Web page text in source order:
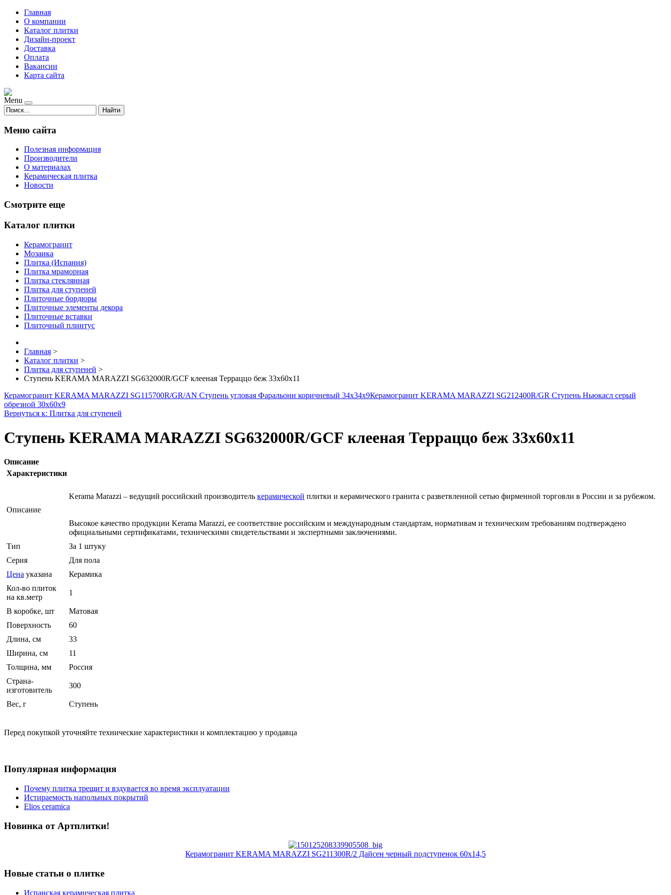
Главная
О компании
Каталог плитки
Дизайн-проект
Доставка
Оплата
Вакансии
Карта сайта
Menu
Найти
Меню сайта
Полезная информация
Производители
О материалах
Керамическая плитка
Новости
Смотрите еще
Каталог плитки
Керамогранит
Мозаика
Плитка (Испания)
Плитка мраморная
Плитка стеклянная
Плитка для ступеней
Плиточные бордюры
Плиточные элементы декора
Плиточные вставки
Плиточный плинтус
Главная >
Каталог плитки >
Плитка для ступеней >
Ступень KERAMA MARAZZI SG632000R/GCF клееная Терраццо беж 33х60х11
Керамогранит KERAMA MARAZZI SG115700R/GR/AN Ступень угловая Фаральони коричневый 34х34х9Керамогранит KERAMA MARAZZI SG212400R/GR Ступень Ньюкасл серый
обрезной 30х60х9
Вернуться к: Плитка для ступеней
Ступень KERAMA MARAZZI SG632000R/GCF клееная Терраццо беж 33х60х11
Описание
Характеристики
Описание
Kerama Marazzi – ведущий российский производитель керамической плитки и керамического гранита с разветвленной сетью фирменной торговли в России и за рубежом.
Высокое качество продукции Kerama Marazzi, ее соответствие российским и международным стандартам, нормативам и техническим требованиям подтверждено
официальными сертификатами, техническими свидетельствами и экспертными заключениями.
Тип
За 1 штуку
Серия
Для пола
Цена указана
Керамика
Кол-во плиток
на кв.метр
1
В коробке, шт
Матовая
Поверхность
60
Длина, см
33
Ширина, см
11
Толщина, мм
Россия
Страна-
изготовитель
300
Вес, г Ступень
Перед покупкой уточняйте технические характеристики и комплектацию у продавца
Популярная информация
Почему плитка трещит и вздувается во время эксплуатации
Истираемость напольных покрытий
Elios ceramica
Новинка от Артплитки!
Керамогранит KERAMA MARAZZI SG211300R/2 Дайсен черный подступенок 60х14,5
Новые статьи о плитке
Испанская керамическая плитка